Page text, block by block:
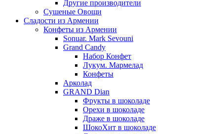
Другие производители
Сушеные Овощи
Сладости из Армении
Конфеты из Армении
Sonuar. Mark Sevouni
Grand Candy
Набор Конфет
Лукум. Мармелад
Конфеты
Арколад
GRAND Dian
Фрукты в шоколаде
Орехи в шоколаде
Драже в шоколаде
ШокоХит в шоколаде